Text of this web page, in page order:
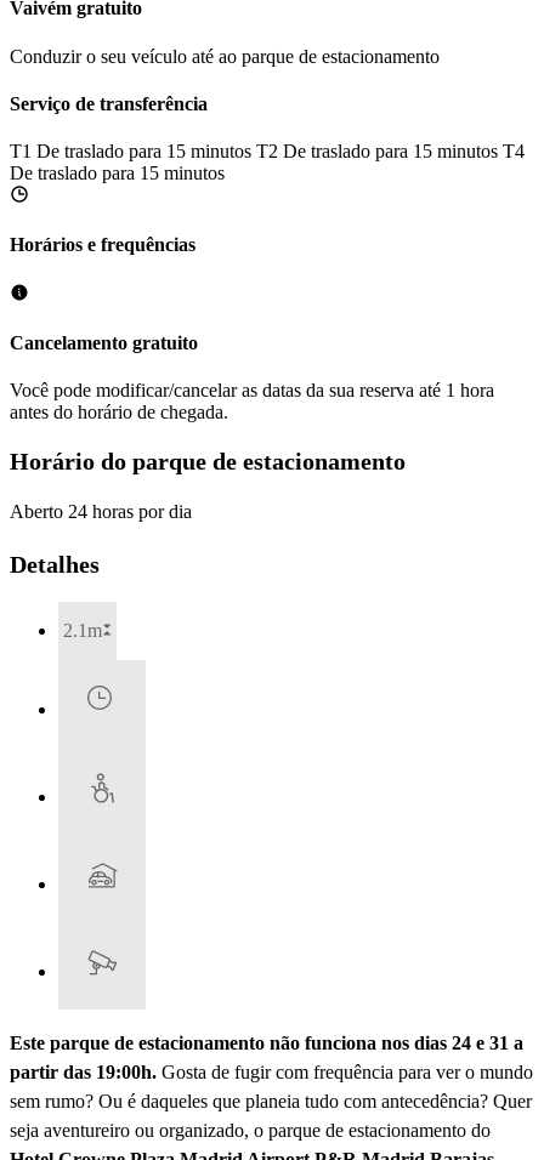
Vaivém gratuito
Conduzir o seu veículo até ao parque de estacionamento
Serviço de transferência
T1 De traslado para 15 minutos T2 De traslado para 15 minutos T4
De traslado para 15 minutos
Horários e frequências
Cancelamento gratuito
Você pode modificar/cancelar as datas da sua reserva até 1 hora
antes do horário de chegada.
Horário do parque de estacionamento
Aberto 24 horas por dia
Detalhes
2.1m
Este parque de estacionamento não funciona nos dias 24 e 31 a
partir das 19:00h. Gosta de fugir com frequência para ver o mundo
sem rumo? Ou é daqueles que planeia tudo com antecedência? Quer
seja aventureiro ou organizado, o parque de estacionamento do